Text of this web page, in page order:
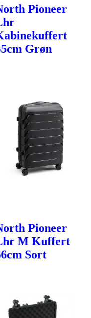
Pioneer
Grøn
Pioneer
M Kuffert
Sort